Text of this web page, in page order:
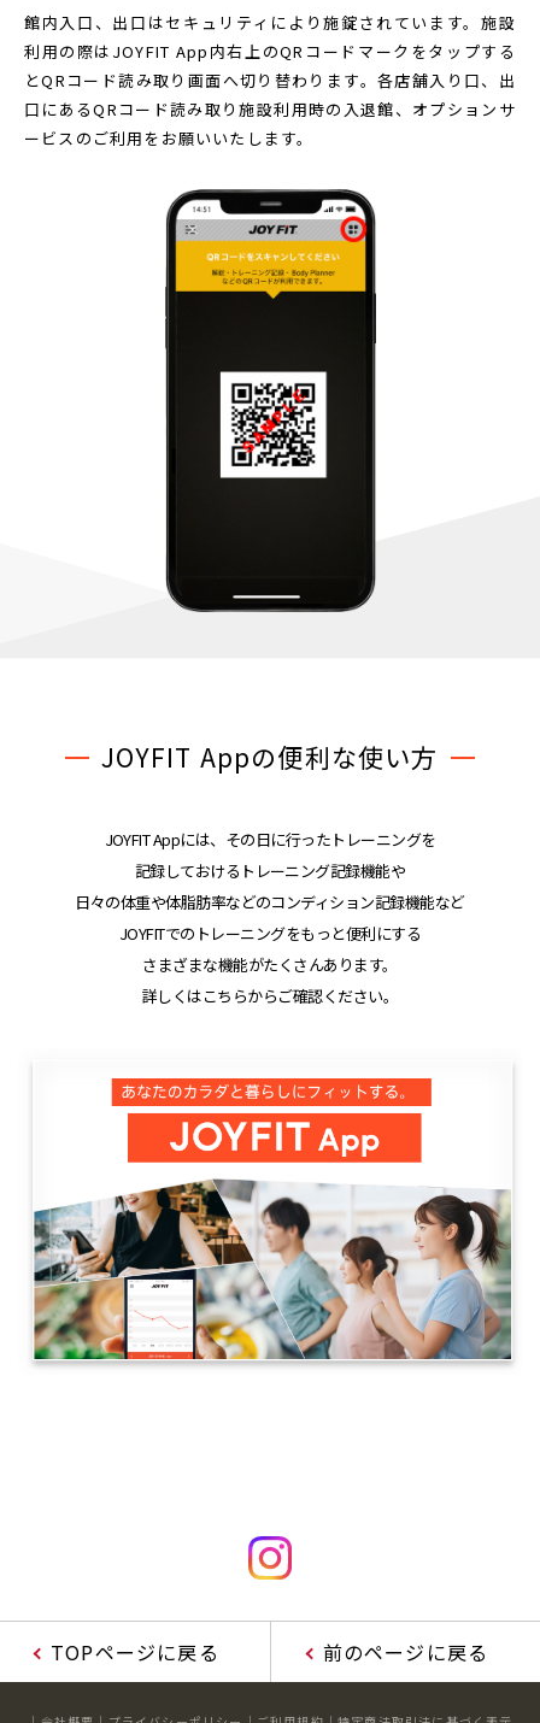
館内入口、出口はセキュリティにより施錠されています。施設
利用の際はJOYFIT App内右上のQRコードマークをタップする
とQRコード読み取り画面へ切り替わります。各店舗入り口、出
口にあるQRコード読み取り施設利用時の入退館、オプションサ
ービスのご利用をお願いいたします。
JOYFIT Appの便利な使い方
JOYFIT Appには、その日に行ったトレーニングを
記録しておけるトレーニング記録機能や
日々の体重や体脂肪率などのコンディション記録機能など
JOYFITでのトレーニングをもっと便利にする
さまざまな機能がたくさんあります。
詳しくはこちらからご確認ください。
TOPページに戻る 前のページに戻る